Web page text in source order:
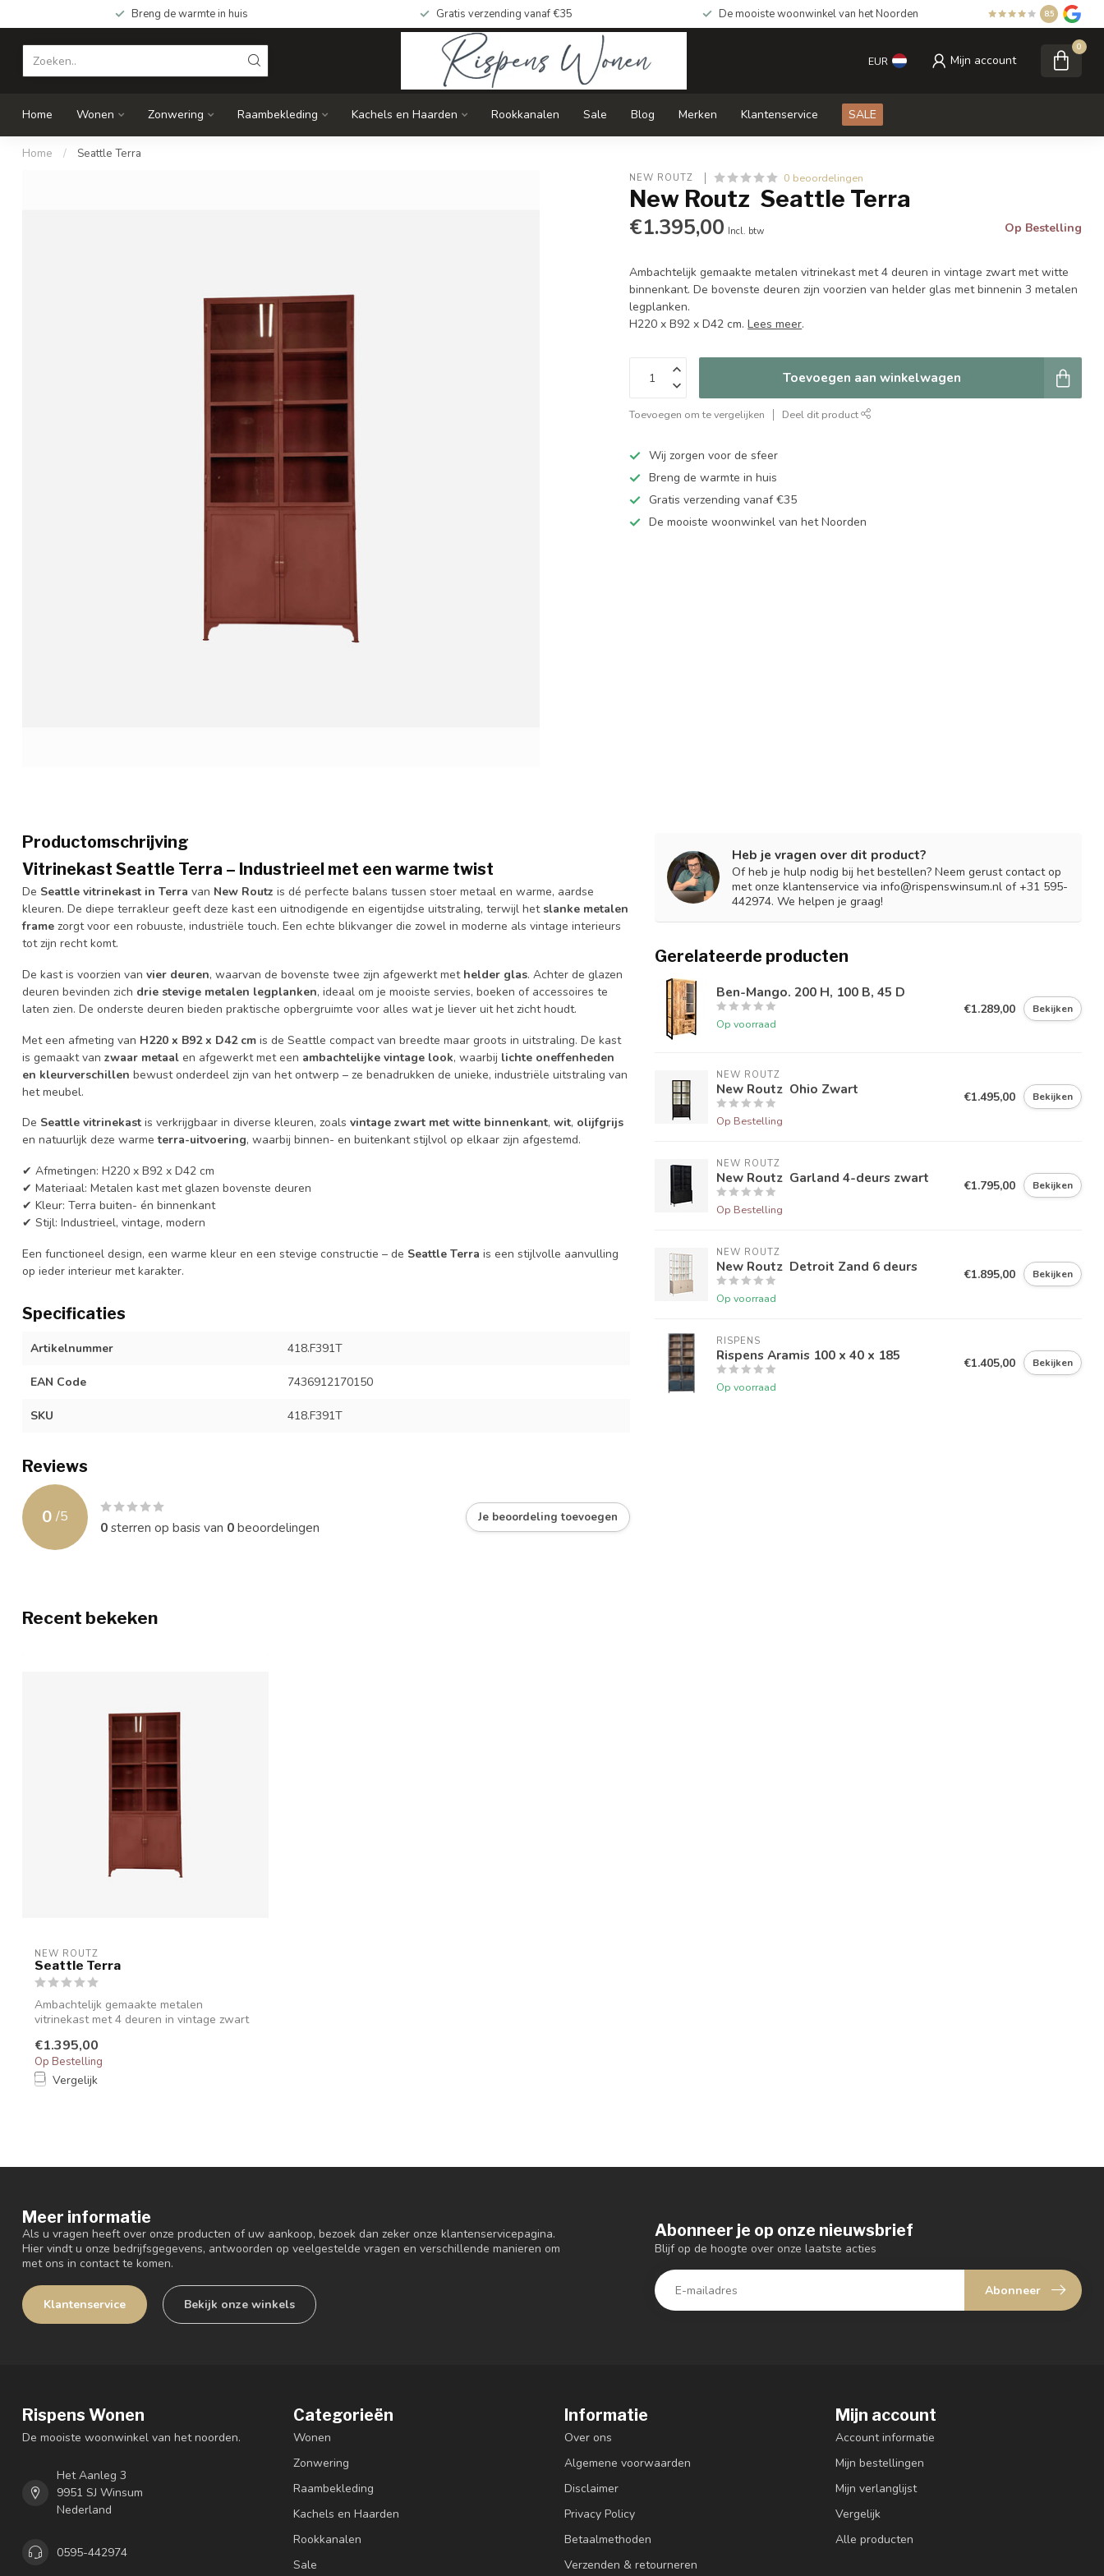
Breng de warmte in huis Gratis verzending vanaf €35 De mooiste woonwinkel van het Noorden 8.5
EUR Mijn account
0
Home Wonen Zonwering Raambekleding Kachels en Haarden Rookkanalen Sale Blog Merken Klantenservice SALE
Home / Seattle Terra
NEW ROUTZ 0 beoordelingen
New Routz Seattle Terra
€1.395,00 Incl. btw Op Bestelling
Ambachtelijk gemaakte metalen vitrinekast met 4 deuren in vintage zwart met witte
binnenkant. De bovenste deuren zijn voorzien van helder glas met binnenin 3 metalen
legplanken.
H220 x B92 x D42 cm.Lees meer.
Toevoegen aan winkelwagen
Toevoegen om te vergelijken Deel dit product
Wij zorgen voor de sfeer
Breng de warmte in huis
Gratis verzending vanaf €35
De mooiste woonwinkel van het Noorden
Productomschrijving
Vitrinekast Seattle Terra – Industrieel met een warme twist
De Seattle vitrinekast in Terra van New Routz is dé perfecte balans tussen stoer metaal en warme, aardse
kleuren. De diepe terrakleur geeft deze kast een uitnodigende en eigentijdse uitstraling, terwijl het slanke metalen
frame zorgt voor een robuuste, industriële touch. Een echte blikvanger die zowel in moderne als vintage interieurs
tot zijn recht komt.
De kast is voorzien van vier deuren, waarvan de bovenste twee zijn afgewerkt met helder glas. Achter de glazen
deuren bevinden zich drie stevige metalen legplanken, ideaal om je mooiste servies, boeken of accessoires te
laten zien. De onderste deuren bieden praktische opbergruimte voor alles wat je liever uit het zicht houdt.
Met een afmeting van H220 x B92 x D42 cm is de Seattle compact van breedte maar groots in uitstraling. De kast
is gemaakt van zwaar metaal en afgewerkt met een ambachtelijke vintage look, waarbij lichte oneffenheden
en kleurverschillen bewust onderdeel zijn van het ontwerp – ze benadrukken de unieke, industriële uitstraling van
het meubel.
De Seattle vitrinekast is verkrijgbaar in diverse kleuren, zoals vintage zwart met witte binnenkant, wit, olijfgrijs
en natuurlijk deze warmeterra-uitvoering, waarbij binnen- en buitenkant stijlvol op elkaar zijn afgestemd.
✔ Afmetingen: H220 x B92 x D42 cm
✔ Materiaal: Metalen kast met glazen bovenste deuren
✔ Kleur: Terra buiten- én binnenkant
✔ Stijl: Industrieel, vintage, modern
Een functioneel design, een warme kleur en een stevige constructie – de Seattle Terra is een stijlvolle aanvulling
op ieder interieur met karakter.
Specificaties
Artikelnummer 418.F391T
EAN Code 7436912170150
SKU 418.F391T
Reviews
0 /5
0sterren op basis van 0beoordelingen
Je beoordeling toevoegen
Heb je vragen over dit product?
Of heb je hulp nodig bij het bestellen? Neem gerust contact op
met onze klantenservice via info@rispenswinsum.nl of +31 595-
442974. We helpen je graag!
Gerelateerde producten
Ben-Mango. 200 H, 100 B, 45 D
Op voorraad
€1.289,00 Bekijken
NEW ROUTZ
New Routz Ohio Zwart
Op Bestelling
€1.495,00 Bekijken
NEW ROUTZ
New Routz Garland 4-deurs zwart
Op Bestelling
€1.795,00 Bekijken
NEW ROUTZ
New Routz Detroit Zand 6 deurs
Op voorraad
€1.895,00 Bekijken
RISPENS
Rispens Aramis 100 x 40 x 185
Op voorraad
€1.405,00 Bekijken
Recent bekeken
NEW ROUTZ
Seattle Terra
Ambachtelijk gemaakte metalen
vitrinekast met 4 deuren in vintage zwart
€1.395,00
Op Bestelling
Vergelijk
Meer informatie
Als u vragen heeft over onze producten of uw aankoop, bezoek dan zeker onze klantenservicepagina.
Hier vindt u onze bedrijfsgegevens, antwoorden op veelgestelde vragen en verschillende manieren om
met ons in contact te komen.
Klantenservice Bekijk onze winkels
Abonneer je op onze nieuwsbrief
Blijf op de hoogte over onze laatste acties
Abonneer
Rispens Wonen
De mooiste woonwinkel van het noorden.
Het Aanleg 3
9951 SJ Winsum
Nederland
0595-442974
Categorieën
Wonen
Zonwering
Raambekleding
Kachels en Haarden
Rookkanalen
Sale
Informatie
Over ons
Algemene voorwaarden
Disclaimer
Privacy Policy
Betaalmethoden
Verzenden & retourneren
Mijn account
Account informatie
Mijn bestellingen
Mijn verlanglijst
Vergelijk
Alle producten